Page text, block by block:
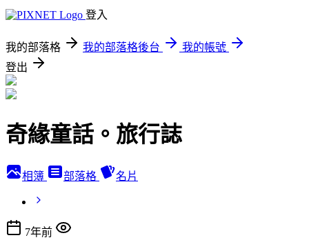
登入
我的部落格 我的部落格後台
我的帳號
登出
奇緣童話。旅行誌
相簿 部落格 名片
7年前